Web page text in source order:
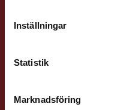
Inställningar
Statistik
Marknadsföring